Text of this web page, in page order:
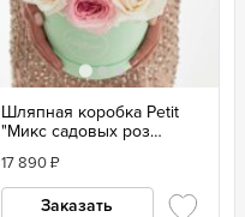
Шляпная коробка Petit
"Микс садовых роз
17 890₽
Заказать